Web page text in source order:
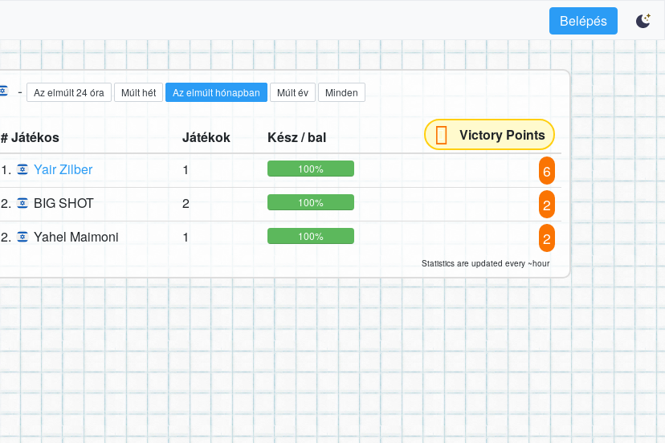
Belépés
- Az elmúlt 24 óra Múlt hét Az elmúlt hónapban Múlt év Minden
# Játékos Játékok Kész / bal
Victory Points
1.
Yair Zilber 1 100% 6
2. BIG SHOT 2 100% 2
2. Yahel Maimoni 1 100% 2
Statistics are updated every ~hour